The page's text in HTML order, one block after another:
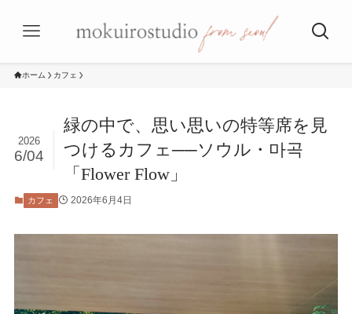
ホーム カフェ
緑の中で、思い思いの特等席を見
つけるカフェ──ソウル・마곡
「Flower Flow」
2026
6/04
カフェ 2026年6月4日